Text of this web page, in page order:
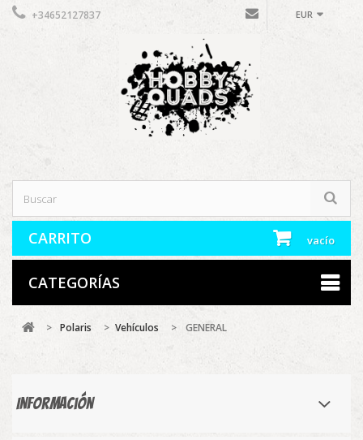
EUR
+34652127837
CARRITO vacío
CATEGORÍAS
> Polaris > Vehículos > GENERAL
Información